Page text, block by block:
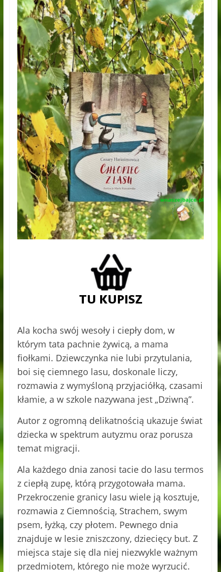
Ala kocha swój wesoły i ciepły dom, w
którym tata pachnie żywicą, a mama
fiołkami. Dziewczynka nie lubi przytulania,
boi się ciemnego lasu, doskonale liczy,
rozmawia z wymyśloną przyjaciółką, czasami
kłamie, a w szkole nazywana jest „Dziwną”.
Autor z ogromną delikatnością ukazuje świat
dziecka w spektrum autyzmu oraz porusza
temat migracji.
Ala każdego dnia zanosi tacie do lasu termos
z ciepłą zupę, którą przygotowała mama.
Przekroczenie granicy lasu wiele ją kosztuje,
rozmawia z Ciemnością, Strachem, swym
psem, łyżką, czy płotem. Pewnego dnia
znajduje w lesie zniszczony, dziecięcy but. Z
miejsca staje się dla niej niezwykle ważnym
przedmiotem, którego nie może wyrzucić.